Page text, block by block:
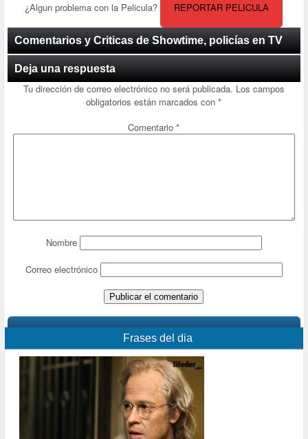
¿Algun problema con la Pelicula? REPORTAR PELICULA
Comentarios y Criticas de Showtime, policías en TV
Deja una respuesta
Tu dirección de correo electrónico no será publicada. Los campos
obligatorios están marcados con*
Comentario*
Nombre
Correo electrónico
Frases del dia